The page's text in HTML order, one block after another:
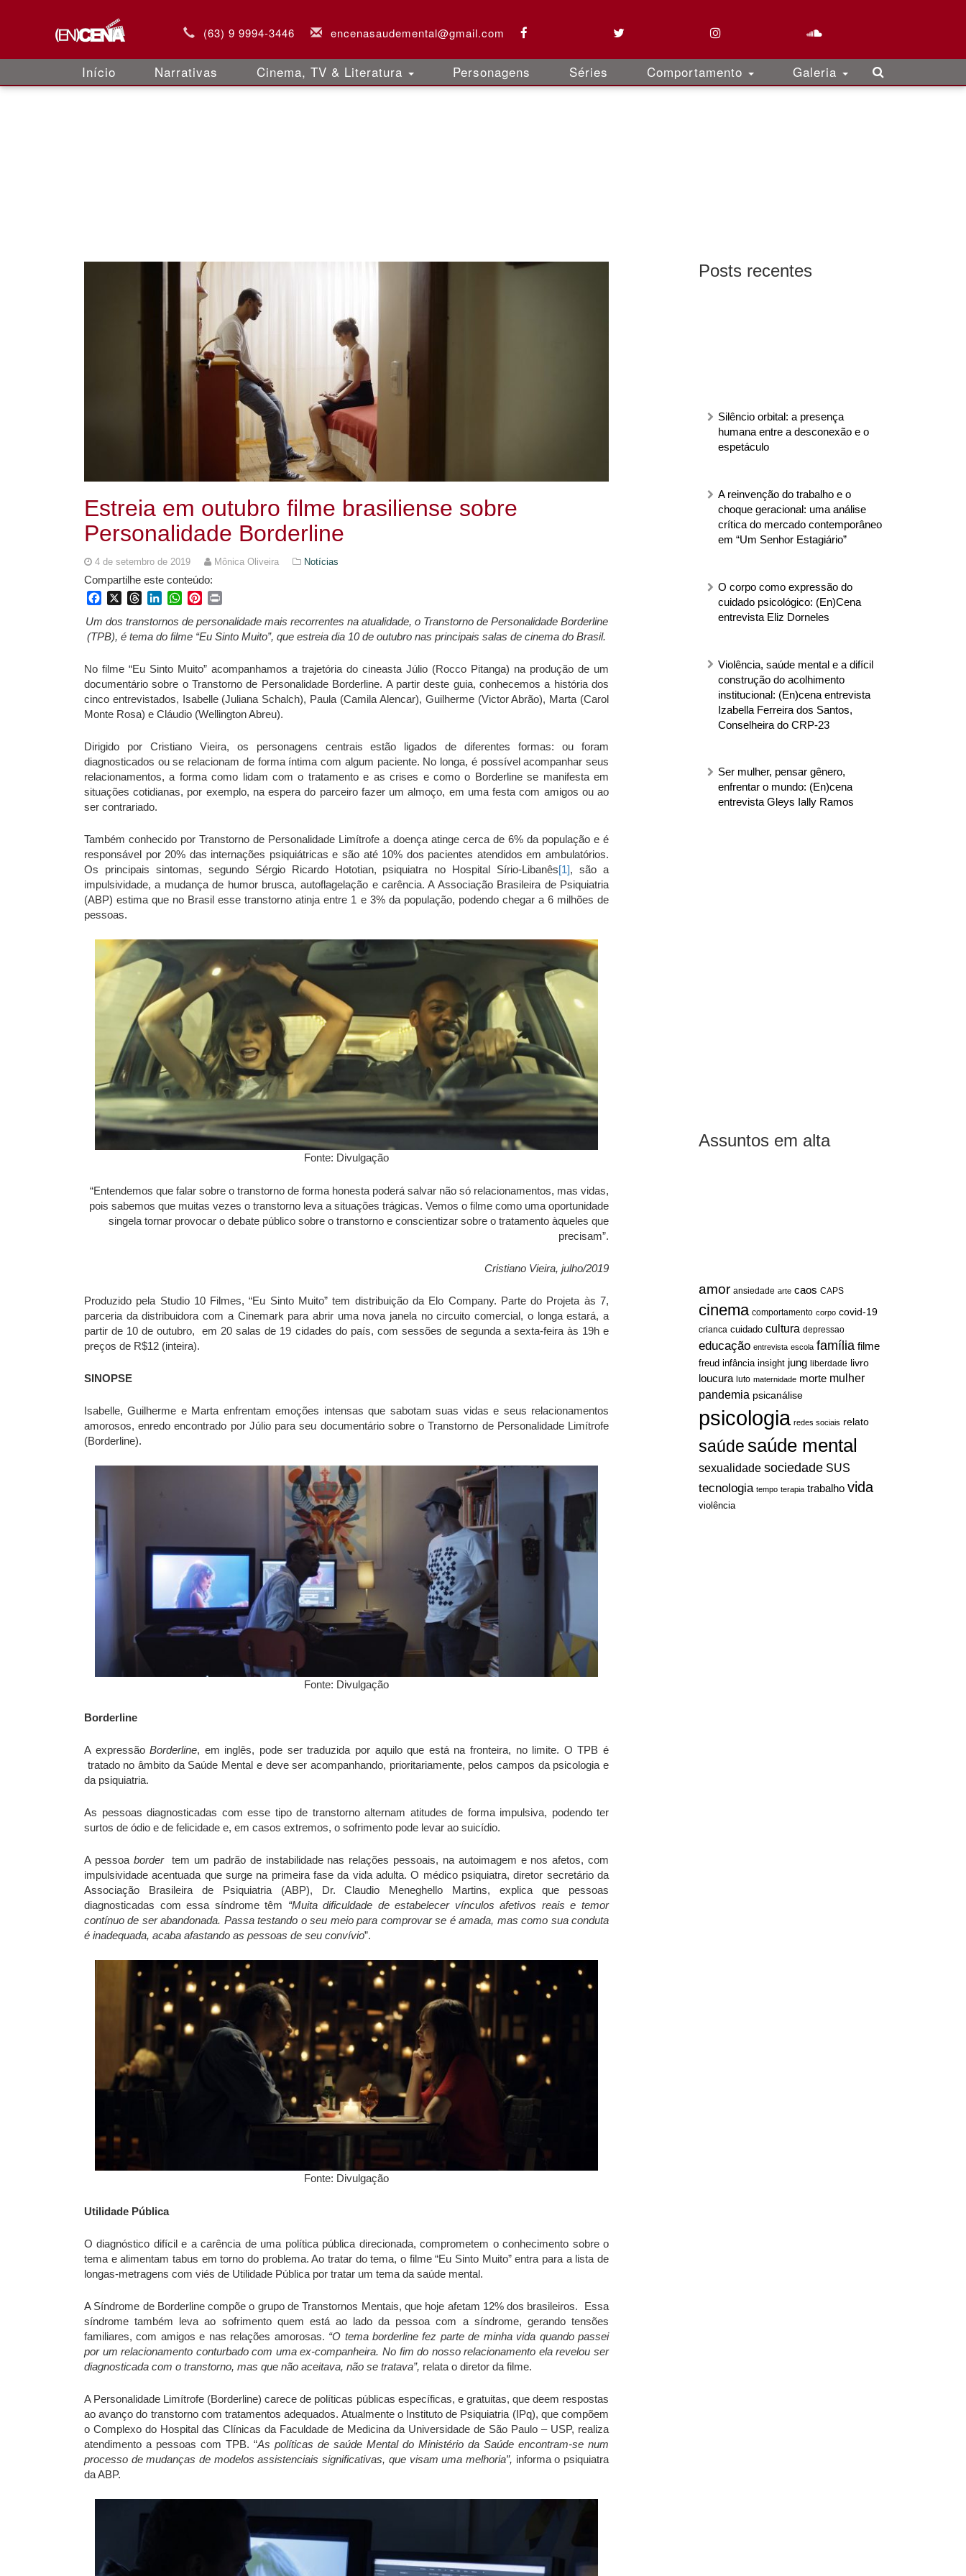
(63) 9 9994-3446 encenasaudemental@gmail.com
Início Narrativas Cinema, TV & Literatura Personagens Séries Comportamento Galeria
Posts recentes
Silêncio orbital: a presença
humana entre a desconexão e o
espetáculo
A reinvenção do trabalho e o
choque geracional: uma análise
crítica do mercado contemporâneo
em “Um Senhor Estagiário”
O corpo como expressão do
cuidado psicológico: (En)Cena
entrevista Eliz Dorneles
Violência, saúde mental e a difícil
construção do acolhimento
institucional: (En)cena entrevista
Izabella Ferreira dos Santos,
Conselheira do CRP-23
Ser mulher, pensar gênero,
enfrentar o mundo: (En)cena
entrevista Gleys Ially Ramos
Assuntos em alta
amor ansiedade arte caos CAPS
cinema comportamento corpo covid-19
crianca cuidado cultura depressao
educação entrevista escola família filme
freud infância insight jung liberdade livro
loucura luto maternidade morte mulher
pandemia psicanálise
psicologia redes sociais relato
saúdesaúde mental
sexualidade sociedade SUS
tecnologia tempo terapia trabalho vida
violência
Estreia em outubro filme brasiliense sobre
Personalidade Borderline
4 de setembro de 2019 Mônica Oliveira Notícias
Compartilhe este conteúdo:
FacebookThreadsLinkedInWhatsApp
Pinterest
Um dos transtornos de personalidade mais recorrentes na atualidade, o Transtorno de Personalidade Borderline
(TPB), é tema do filme “Eu Sinto Muito”, que estreia dia 10 de outubro nas principais salas de cinema do Brasil.
No filme “Eu Sinto Muito” acompanhamos a trajetória do cineasta Júlio (Rocco Pitanga) na produção de um
documentário sobre o Transtorno de Personalidade Borderline. A partir deste guia, conhecemos a história dos
cinco entrevistados, Isabelle (Juliana Schalch), Paula (Camila Alencar), Guilherme (Victor Abrão), Marta (Carol
Monte Rosa) e Cláudio (Wellington Abreu).
Dirigido por Cristiano Vieira, os personagens centrais estão ligados de diferentes formas: ou foram
diagnosticados ou se relacionam de forma íntima com algum paciente. No longa, é possível acompanhar seus
relacionamentos, a forma como lidam com o tratamento e as crises e como o Borderline se manifesta em
situações cotidianas, por exemplo, na espera do parceiro fazer um almoço, em uma festa com amigos ou ao
ser contrariado.
Também conhecido por Transtorno de Personalidade Limítrofe a doença atinge cerca de 6% da população e é
responsável por 20% das internações psiquiátricas e são até 10% dos pacientes atendidos em ambulatórios.
Os principais sintomas, segundo Sérgio Ricardo Hototian, psiquiatra no Hospital Sírio-Libanês[1], são a
impulsividade, a mudança de humor brusca, autoflagelação e carência. A Associação Brasileira de Psiquiatria
(ABP) estima que no Brasil esse transtorno atinja entre 1 e 3% da população, podendo chegar a 6 milhões de
pessoas.
Fonte: Divulgação
“Entendemos que falar sobre o transtorno de forma honesta poderá salvar não só relacionamentos, mas vidas,
pois sabemos que muitas vezes o transtorno leva a situações trágicas. Vemos o filme como uma oportunidade
singela tornar provocar o debate público sobre o transtorno e conscientizar sobre o tratamento àqueles que
precisam”.
Cristiano Vieira, julho/2019
Produzido pela Studio 10 Filmes, “Eu Sinto Muito” tem distribuição da Elo Company. Parte do Projeta às 7,
parceria da distribuidora com a Cinemark para abrir uma nova janela no circuito comercial, o longa estará, a
partir de 10 de outubro, em 20 salas de 19 cidades do país, com sessões de segunda a sexta-feira às 19h e
preços de R$12 (inteira).
SINOPSE
Isabelle, Guilherme e Marta enfrentam emoções intensas que sabotam suas vidas e seus relacionamentos
amorosos, enredo encontrado por Júlio para seu documentário sobre o Transtorno de Personalidade Limítrofe
(Borderline).
Fonte: Divulgação
Borderline
A expressãoBorderline, em inglês, pode ser traduzida por aquilo que está na fronteira, no limite. O TPB é
tratado no âmbito da Saúde Mental e deve ser acompanhando, prioritariamente, pelos campos da psicologia e
da psiquiatria.
As pessoas diagnosticadas com esse tipo de transtorno alternam atitudes de forma impulsiva, podendo ter
surtos de ódio e de felicidade e, em casos extremos, o sofrimento pode levar ao suicídio.
A pessoa bordertem um padrão de instabilidade nas relações pessoais, na autoimagem e nos afetos, com
impulsividade acentuada que surge na primeira fase da vida adulta. O médico psiquiatra, diretor secretário da
Associação Brasileira de Psiquiatria (ABP), Dr. Claudio Meneghello Martins, explica que pessoas
diagnosticadas com essa síndrome têm “Muita dificuldade de estabelecer vínculos afetivos reais e temor
contínuo de ser abandonada. Passa testando o seu meio para comprovar se é amada, mas como sua conduta
é inadequada, acaba afastando as pessoas de seu convívio”.
Fonte: Divulgação
Utilidade Pública
O diagnóstico difícil e a carência de uma política pública direcionada, comprometem o conhecimento sobre o
tema e alimentam tabus em torno do problema. Ao tratar do tema, o filme “Eu Sinto Muito” entra para a lista de
longas-metragens com viés de Utilidade Pública por tratar um tema da saúde mental.
A Síndrome de Borderline compõe o grupo de Transtornos Mentais, que hoje afetam 12% dos brasileiros. Essa
síndrome também leva ao sofrimento quem está ao lado da pessoa com a síndrome, gerando tensões
familiares, com amigos e nas relações amorosas. “O tema borderline fez parte de minha vida quando passei
por um relacionamento conturbado com uma ex-companheira. No fim do nosso relacionamento ela revelou ser
diagnosticada com o transtorno, mas que não aceitava, não se tratava”, relata o diretor da filme.
A Personalidade Limítrofe (Borderline) carece de políticas públicas específicas, e gratuitas, que deem respostas
ao avanço do transtorno com tratamentos adequados. Atualmente o Instituto de Psiquiatria (IPq), que compõem
o Complexo do Hospital das Clínicas da Faculdade de Medicina da Universidade de São Paulo – USP, realiza
atendimento a pessoas com TPB. “As políticas de saúde Mental do Ministério da Saúde encontram-se num
processo de mudanças de modelos assistenciais significativas, que visam uma melhoria”, informa o psiquiatra
da ABP.